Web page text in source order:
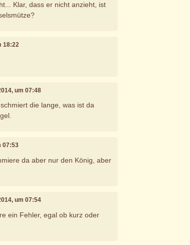
Klar, dass er nicht anzieht, ist
18:22
um 07:48
die lange, was ist da
07:53
da aber nur den König, aber
um 07:54
ein Fehler, egal ob kurz oder